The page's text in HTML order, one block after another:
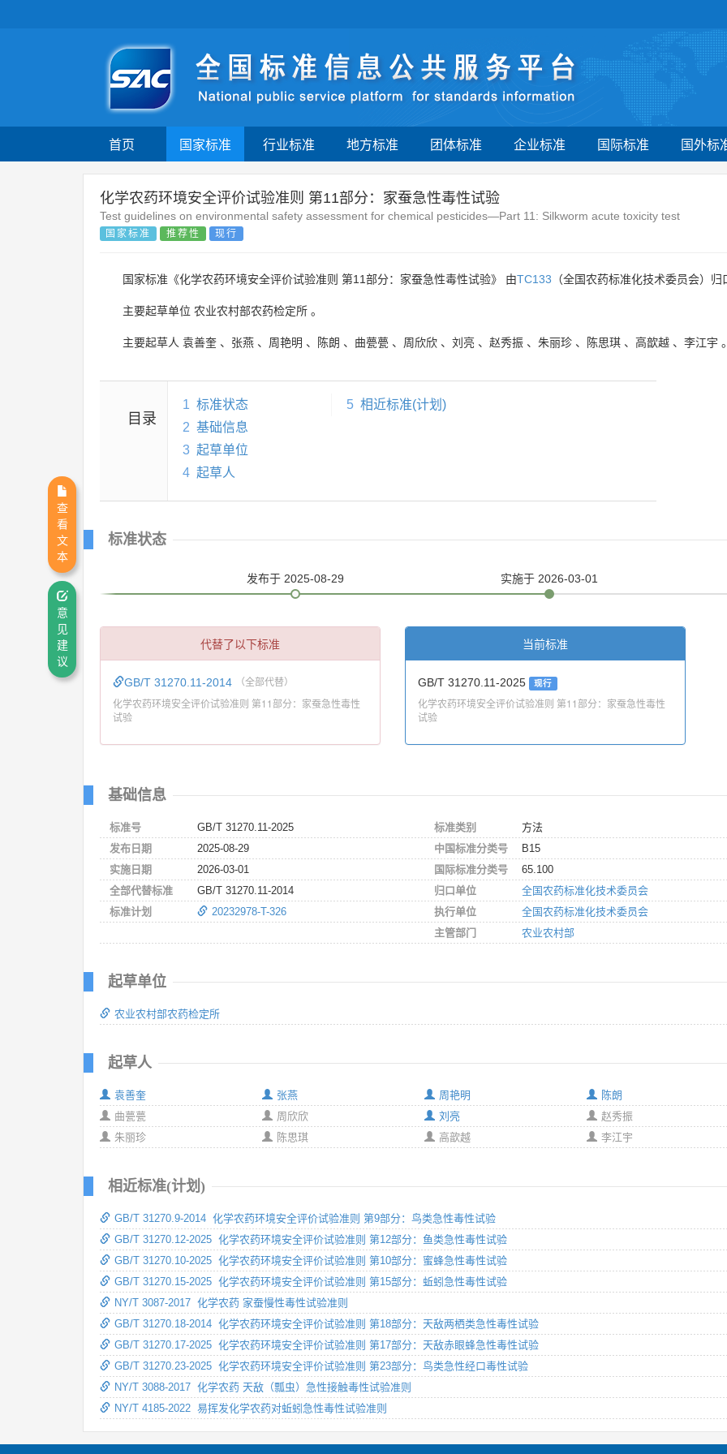
首页 国家标准 行业标准 地方标准 团体标准 企业标准 国际标准 国外标
化学农药环境安全评价试验准则 第11部分：家蚕急性毒性试验
Test guidelines on environmental safety assessment for chemical pesticides—Part 11: Silkworm acute toxicity test
国家标准 推荐性 现行
国家标准《化学农药环境安全评价试验准则 第11部分：家蚕急性毒性试验》 由TC133 （全国农药标准化技术委员会）
主要起草单位 农业农村部农药检定所 。
主要起草人 袁善奎 、 张燕 、 周艳明 、 陈朗 、 曲甍甍 、 周欣欣 、 刘亮 、 赵秀振 、 朱丽珍 、 陈思琪 、 高歆越 、 李江宇
目录
1 标准状态
2 基础信息
3 起草单位
4 起草人
5 相近标准(计划)
标准状态
发布于 2025-08-29 实施于 2026-03-01
代替了以下标准
GB/T 31270.11-2014 （全部代替）
化学农药环境安全评价试验准则 第11部分：家蚕急性毒性
试验
当前标准
GB/T 31270.11-2025 现行
化学农药环境安全评价试验准则 第11部分：家蚕急性毒性
试验
基础信息
标准号
GB/T 31270.11-2025
发布日期
2025-08-29
实施日期
2026-03-01
全部代替标准
GB/T 31270.11-2014
标准计划
20232978-T-326
标准类别
方法
中国标准分类号
B15
国际标准分类号
65.100
归口单位
全国农药标准化技术委员会
执行单位
全国农药标准化技术委员会
主管部门
农业农村部
起草单位
农业农村部农药检定所
起草人
袁善奎
张燕
曲甍甍
周欣欣
朱丽珍
陈思琪
周艳明
陈朗
刘亮
赵秀振
高歆越
李江宇
相近标准(计划)
GB/T 31270.9-2014 化学农药环境安全评价试验准则 第9部分：鸟类急性毒性试验
GB/T 31270.12-2025 化学农药环境安全评价试验准则 第12部分：鱼类急性毒性试验
GB/T 31270.10-2025 化学农药环境安全评价试验准则 第10部分：蜜蜂急性毒性试验
GB/T 31270.15-2025 化学农药环境安全评价试验准则 第15部分：蚯蚓急性毒性试验
NY/T 3087-2017 化学农药 家蚕慢性毒性试验准则
GB/T 31270.18-2014 化学农药环境安全评价试验准则 第18部分：天敌两栖类急性毒性试验
GB/T 31270.17-2025 化学农药环境安全评价试验准则 第17部分：天敌赤眼蜂急性毒性试验
GB/T 31270.23-2025 化学农药环境安全评价试验准则 第23部分：鸟类急性经口毒性试验
NY/T 3088-2017 化学农药 天敌（瓢虫）急性接触毒性试验准则
NY/T 4185-2022 易挥发化学农药对蚯蚓急性毒性试验准则
查
看
文
本
意
见
建
议